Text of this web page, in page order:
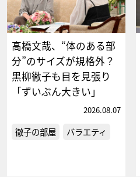
高橋文哉、“体のある部
分”のサイズが規格外？
黒柳徹子も目を見張り
「ずいぶん大きい」
2026.08.07
徹子の部屋 バラエティ